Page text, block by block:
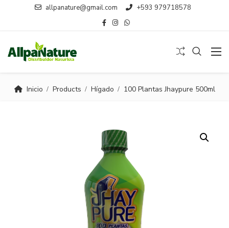
allpanature@gmail.com +593 979718578
Inicio Products Hígado 100 Plantas Jhaypure 500ml